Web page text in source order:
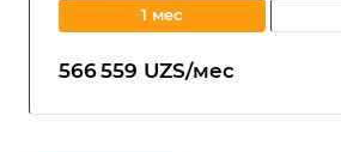
1 мес
566 559 UZS/мес